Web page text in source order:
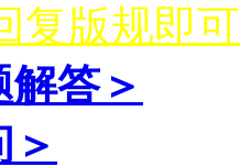
复版规即
解答＞